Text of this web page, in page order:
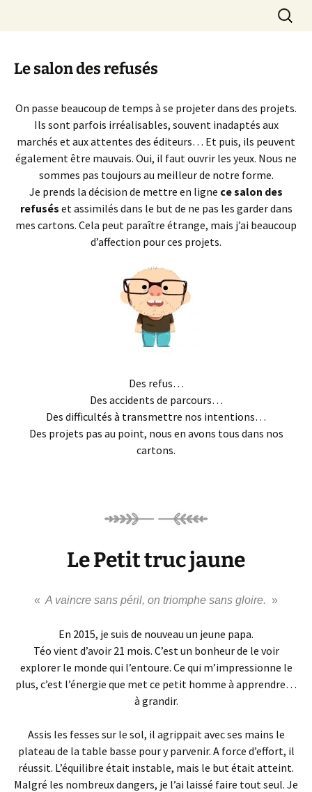
Le salon des refusés
On passe beaucoup de temps à se projeter dans des projets.
Ils sont parfois irréalisables, souvent inadaptés aux
marchés et aux attentes des éditeurs… Et puis, ils peuvent
également être mauvais. Oui, il faut ouvrir les yeux. Nous ne
sommes pas toujours au meilleur de notre forme.
Je prends la décision de mettre en ligne ce salon des
refusés et assimilés dans le but de ne pas les garder dans
mes cartons. Cela peut paraître étrange, mais j’ai beaucoup
d’affection pour ces projets.
Des refus…
Des accidents de parcours…
Des difficultés à transmettre nos intentions…
Des projets pas au point, nous en avons tous dans nos
cartons.
Le Petit truc jaune
« A vaincre sans péril, on triomphe sans gloire. »
En 2015, je suis de nouveau un jeune papa.
Téo vient d’avoir 21 mois. C’est un bonheur de le voir
explorer le monde qui l’entoure. Ce qui m’impressionne le
plus, c’est l’énergie que met ce petit homme à apprendre…
à grandir.
Assis les fesses sur le sol, il agrippait avec ses mains le
plateau de la table basse pour y parvenir. Aforce d’effort, il
réussit. L’équilibre était instable, mais le but était atteint.
Malgré les nombreux dangers, je l’ai laissé faire tout seul. Je